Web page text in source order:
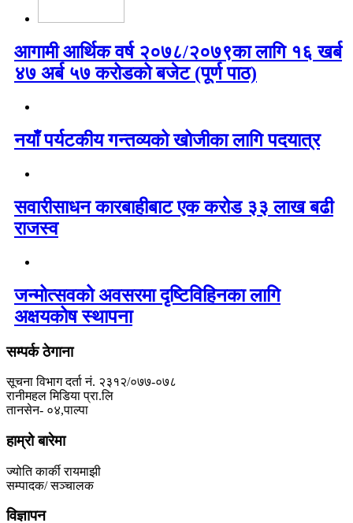
आगामी आर्थिक वर्ष २०७८/२०७९का लागि १६ खर्ब
४७ अर्ब ५७ करोडको बजेट (पूर्ण पाठ)
नयाँ पर्यटकीय गन्तव्यको खोजीका लागि पदयात्र
सवारीसाधन कारबाहीबाट एक करोड ३३ लाख बढी
राजस्व
जन्मोत्सवको अवसरमा दृष्टिविहिनका लागि
अक्षयकोष स्थापना
सम्पर्क ठेगाना
सूचना विभाग दर्ता नं. २३१२/०७७-०७८
रानीमहल मिडिया प्रा.लि
तानसेन- ०४,पाल्पा
हाम्रो बारेमा
ज्योति कार्की रायमाझी
सम्पादक/ सञ्चालक
विज्ञापन